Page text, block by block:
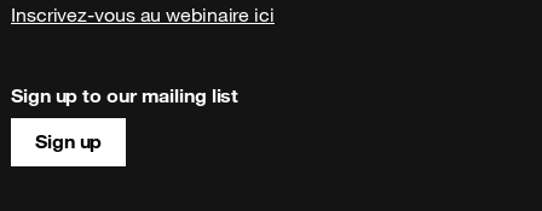
Inscrivez-vous au webinaire ici
Sign up to our mailing list
Sign up